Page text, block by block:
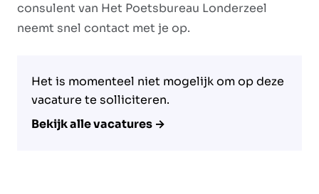
consulent van Het Poetsbureau Londerzeel
neemt snel contact met je op.
Het is momenteel niet mogelijk om op deze
vacature te solliciteren.
Bekijk alle vacatures →